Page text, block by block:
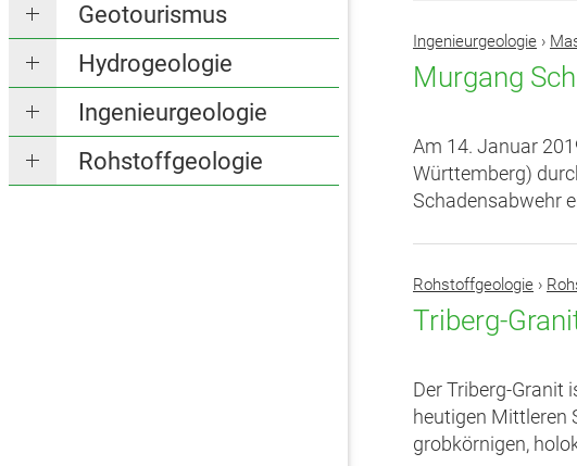
Geotourismus
Hydrogeologie
Ingenieurgeologie
Rohstoffgeologie
Ingenieurgeologie ›
Murgang
Am 14. Januar
Württemberg)
Schadensabwehr
Rohstoffgeologie ›
Triberg-
Der Triberg-Granit
heutigen Mittleren
grobkörnigen,